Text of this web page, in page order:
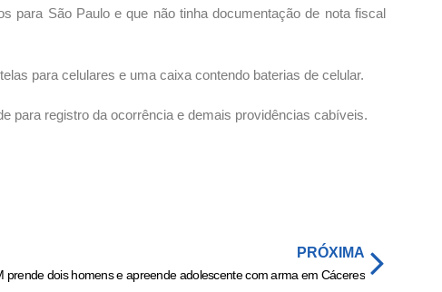
para São Paulo e que não tinha documentação de nota fiscal
para celulares e uma caixa contendo baterias de celular.
para registro da ocorrência e demais providências cabíveis.
PRÓXIMA
prende dois homens e apreende adolescente com arma em Cáceres